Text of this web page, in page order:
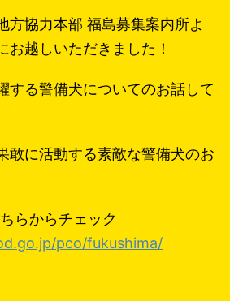
方協力本部 福島募集案内所よ
お越しいただきました！
する警備犬についてのお話して
敢に活動する素敵な警備犬のお
らからチェック
pco/fukushima/